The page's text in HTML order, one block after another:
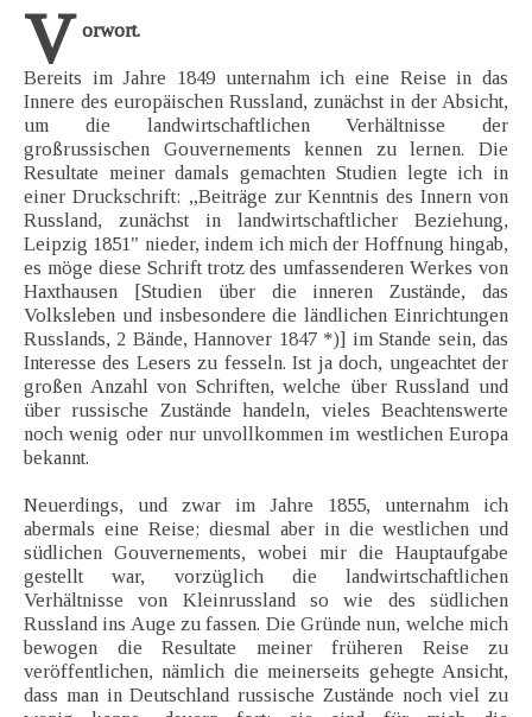
V orwort.
Bereits im Jahre 1849 unternahm ich eine Reise in das
Innere des europäischen Russland, zunächst in der Absicht,
um die landwirtschaftlichen Verhältnisse der
großrussischen Gouvernements kennen zu lernen. Die
Resultate meiner damals gemachten Studien legte ich in
einer Druckschrift: „Beiträge zur Kenntnis des Innern von
Russland, zunächst in landwirtschaftlicher Beziehung,
Leipzig 1851" nieder, indem ich mich der Hoffnung hingab,
es möge diese Schrift trotz des umfassenderen Werkes von
Haxthausen [Studien über die inneren Zustände, das
Volksleben und insbesondere die ländlichen Einrichtungen
Russlands, 2 Bände, Hannover 1847 *)] im Stande sein, das
Interesse des Lesers zu fesseln. Ist ja doch, ungeachtet der
großen Anzahl von Schriften, welche über Russland und
über russische Zustände handeln, vieles Beachtenswerte
noch wenig oder nur unvollkommen im westlichen Europa
bekannt.
Neuerdings, und zwar im Jahre 1855, unternahm ich
abermals eine Reise; diesmal aber in die westlichen und
südlichen Gouvernements, wobei mir die Hauptaufgabe
gestellt war, vorzüglich die landwirtschaftlichen
Verhältnisse von Kleinrussland so wie des südlichen
Russland ins Auge zu fassen. Die Gründe nun, welche mich
bewogen die Resultate meiner früheren Reise zu
veröffentlichen, nämlich die meinerseits gehegte Ansicht,
dass man in Deutschland russische Zustände noch viel zu